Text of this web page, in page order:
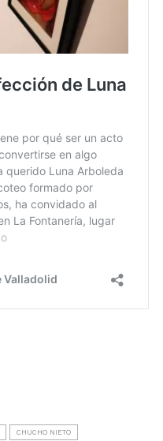
CHUCHO NIETO